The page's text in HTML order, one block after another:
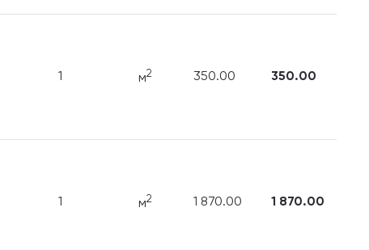
1 м2 350.00 350.00
1 м2 1 870.00 1 870.00